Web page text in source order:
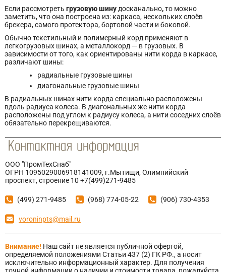
Если рассмотреть грузовую шину досканально,то можно
заметить, что она построена из: каркаса, нескольких слоёв
брекера, самого протектора, бортовой части и боковой.
Обычно текстильный и полимерный корд применяют в
легкогрузовых шинах, а металлокорд — в грузовых. В
зависимости от того, как ориентированы нити корда в каркасе,
различают шины:
радиальные грузовые шины
диагональные грузовые шины
В радиальных шинах нити корда специально расположены
вдоль радиуса колеса. В диагональных же нити корда
расположены под углом к радиусу колеса, а нити соседних слоёв
обязательно перекрещиваются.
ООО "ПромТехСнаб"
ОГРН 1095029006918141009, г.Мытищи, Олимпийский
проспект, строение 10 +7(499)271-9485
(499) 271-9485 (968) 774-05-22 (906) 730-4353
voroninpts@mail.ru
Внимание! Наш сайт не является публичной офертой,
определяемой положениями Статьи 437 (2) ГК РФ., а носит
исключительно информационный характер. Для получения